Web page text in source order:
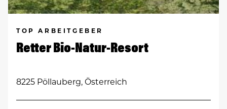
TOP ARBEITGEBER
Retter Bio-Natur-Resort
8225 Pöllauberg, Österreich